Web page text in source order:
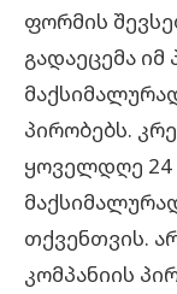
ფორმის
გადაეცემა
პირობებს.
ყოველდღე 24
თქვენთვის.
კომპანიის